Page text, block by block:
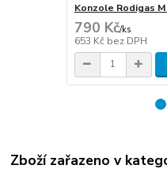
Konzole Rodigas
790 Kč/ks
653 Kč bez DPH
Zboží zařazeno v